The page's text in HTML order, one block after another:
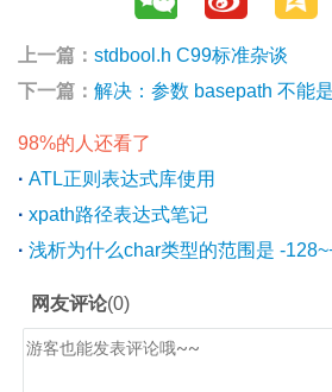
上一篇： stdbool.h C99标准杂谈
下一篇： 解决：参数 basepath 不能
98%的人还看了
· ATL正则表达式库使用
· xpath路径表达式笔记
· 浅析为什么char类型的范围是 -